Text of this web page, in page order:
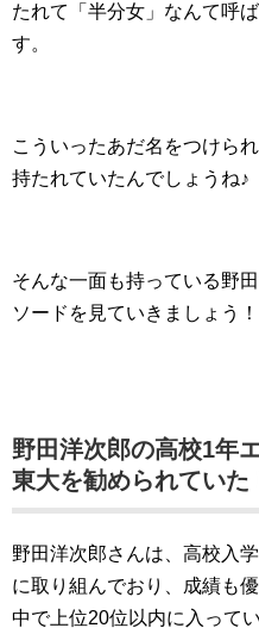
たれて「半分女」なんて呼
す。
こういったあだ名をつけら
持たれていたんでしょうね♪
そんな一面も持っている野
ソードを見ていきましょう！
野田洋次郎の高校1
東大を勧められていた
野田洋次郎さんは、高校入
に取り組んでおり、成績も
中で上位20位以内に入って